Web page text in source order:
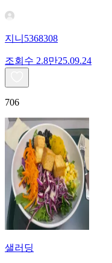
지니5368308
조회수 2.8만25.09.24
706
샐러딩